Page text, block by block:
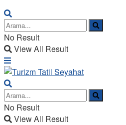
No Result
View All Result
No Result
View All Result